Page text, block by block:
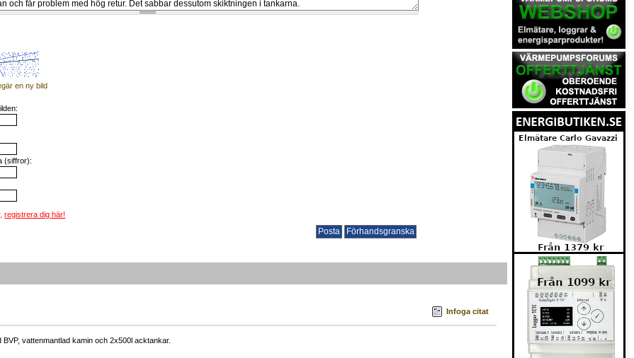
en ny bild
(siffror):
registrera dig här!
Infoga citat
vattenmantlad kamin och 2x500l acktankar.